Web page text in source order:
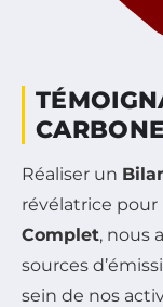
Réaliser un
révélatrice pour
Complet, nous
sources
sein de nos